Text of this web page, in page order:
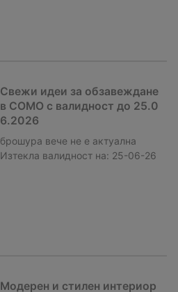
Свежи идеи за обзавеждане
в COMO с валидност до 25.0
6.2026
брошура вече не е актуална
Изтекла валидност на: 25-06-26
Модерен и стилен интериор